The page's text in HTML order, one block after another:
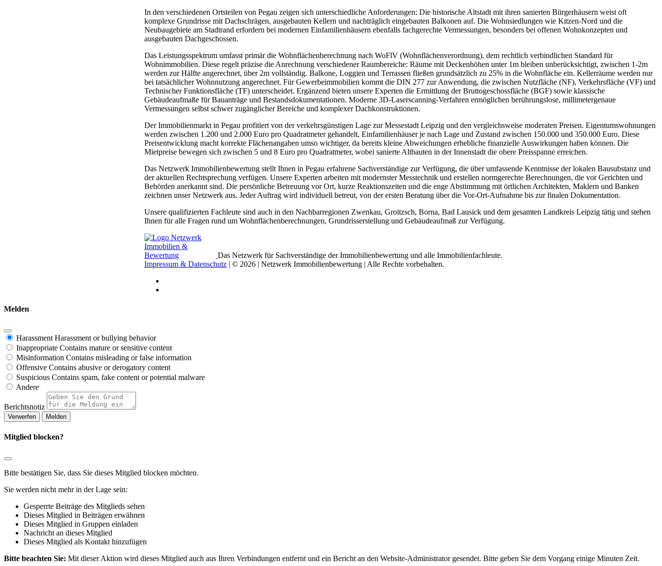
In den verschiedenen Ortsteilen von Pegau zeigen sich unterschiedliche Anforderungen: Die historische Altstadt mit ihren sanierten Bürgerhäusern weist oft
komplexe Grundrisse mit Dachschrägen, ausgebauten Kellern und nachträglich eingebauten Balkonen auf. Die Wohnsiedlungen wie Kitzen-Nord und die
Neubaugebiete am Stadtrand erfordern bei modernen Einfamilienhäusern ebenfalls fachgerechte Vermessungen, besonders bei offenen Wohnkonzepten und
ausgebauten Dachgeschossen.
Das Leistungsspektrum umfasst primär die Wohnflächenberechnung nach WoFlV (Wohnflächenverordnung), dem rechtlich verbindlichen Standard für
Wohnimmobilien. Diese regelt präzise die Anrechnung verschiedener Raumbereiche: Räume mit Deckenhöhen unter 1m bleiben unberücksichtigt, zwischen 1-2m
werden zur Hälfte angerechnet, über 2m vollständig. Balkone, Loggien und Terrassen fließen grundsätzlich zu 25% in die Wohnfläche ein. Kellerräume werden nur
bei tatsächlicher Wohnnutzung angerechnet. Für Gewerbeimmobilien kommt die DIN 277 zur Anwendung, die zwischen Nutzfläche (NF), Verkehrsfläche (VF) und
Technischer Funktionsfläche (TF) unterscheidet. Ergänzend bieten unsere Experten die Ermittlung der Bruttogeschossfläche (BGF) sowie klassische
Gebäudeaufmaße für Bauanträge und Bestandsdokumentationen. Moderne 3D-Laserscanning-Verfahren ermöglichen berührungslose, millimetergenaue
Vermessungen selbst schwer zugänglicher Bereiche und komplexer Dachkonstruktionen.
Der Immobilienmarkt in Pegau profitiert von der verkehrsgünstigen Lage zur Messestadt Leipzig und den vergleichsweise moderaten Preisen. Eigentumswohnungen
werden zwischen 1.200 und 2.000 Euro pro Quadratmeter gehandelt, Einfamilienhäuser je nach Lage und Zustand zwischen 150.000 und 350.000 Euro. Diese
Preisentwicklung macht korrekte Flächenangaben umso wichtiger, da bereits kleine Abweichungen erhebliche finanzielle Auswirkungen haben können. Die
Mietpreise bewegen sich zwischen 5 und 8 Euro pro Quadratmeter, wobei sanierte Altbauten in der Innenstadt die obere Preisspanne erreichen.
Das Netzwerk Immobilienbewertung stellt Ihnen in Pegau erfahrene Sachverständige zur Verfügung, die über umfassende Kenntnisse der lokalen Bausubstanz und
der aktuellen Rechtsprechung verfügen. Unsere Experten arbeiten mit modernster Messtechnik und erstellen normgerechte Berechnungen, die vor Gerichten und
Behörden anerkannt sind. Die persönliche Betreuung vor Ort, kurze Reaktionszeiten und die enge Abstimmung mit örtlichen Architekten, Maklern und Banken
zeichnen unser Netzwerk aus. Jeder Auftrag wird individuell betreut, von der ersten Beratung über die Vor-Ort-Aufnahme bis zur finalen Dokumentation.
Unsere qualifizierten Fachleute sind auch in den Nachbarregionen Zwenkau, Groitzsch, Borna, Bad Lausick und dem gesamten Landkreis Leipzig tätig und stehen
Ihnen für alle Fragen rund um Wohnflächenberechnungen, Grundrisserstellung und Gebäudeaufmaß zur Verfügung.
Das Netzwerk für Sachverständige der Immobilienbewertung und alle Immobilienfachleute.
Impressum & Datenschutz | © 2026 | Netzwerk Immobilienbewertung | Alle Rechte vorbehalten.
Melden
Harassment Harassment or bullying behavior
Inappropriate Contains mature or sensitive content
Misinformation Contains misleading or false information
Offensive Contains abusive or derogatory content
Suspicious Contains spam, fake content or potential malware
Andere
Berichtsnotiz
Melden
Mitglied blocken?
Bitte bestätigen Sie, dass Sie dieses Mitglied blocken möchten.
Sie werden nicht mehr in der Lage sein:
Gesperrte Beiträge des Mitglieds sehen
Dieses Mitglied in Beiträgen erwähnen
Dieses Mitglied in Gruppen einladen
Nachricht an dieses Mitglied
Dieses Mitglied als Kontakt hinzufügen
Bitte beachten Sie: Mit dieser Aktion wird dieses Mitglied auch aus Ihren Verbindungen entfernt und ein Bericht an den Website-Administrator gesendet. Bitte geben Sie dem Vorgang einige Minuten Zeit.